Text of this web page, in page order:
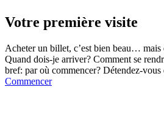
Votre première visite
Acheter un billet, c’est bien beau… mais
Quand dois-je arriver? Comment se
bref: par où commencer? Détendez-
Commencer